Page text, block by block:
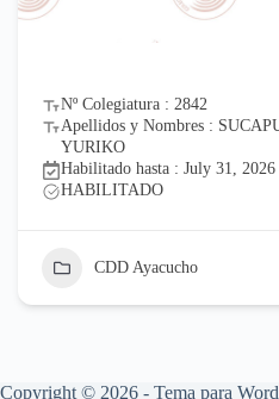
Nº Colegiatura : 2842
Apellidos y Nombres :
YURIKO
Habilitado hasta : July 31, 2026
HABILITADO
CDD Ayacucho
Copyright © 2026 - Tema para